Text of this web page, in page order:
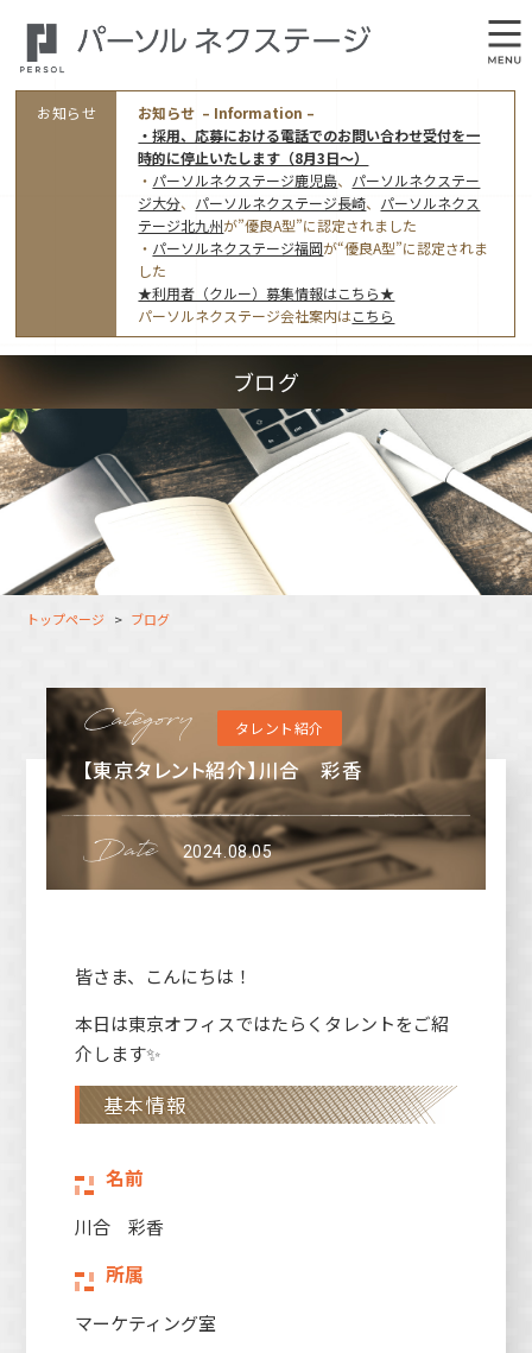
オフィス案内・アクセス
アクセストップ
東京オフィス
福岡オフィス
鹿児島オフィス
大分オフィス
長崎オフィス
福岡コネクトオフィス
松山オフィス
広島オフィス
高松オフィス
事業モデルと仕事内容
ワークスタイル
指定就労継続支援Ａ型事業所にかかる情報公表
採用情報トップ
利用者（クルー）募集
支援スタッフ（タレント） 募集
利用者（クルー）データ
お知らせ
お知らせ – Information –
・採用、応募における電話でのお問い合わせ受付を一
時的に停止いたします（8月3日～）
・ パーソルネクステージ鹿児島、 パーソルネクステー
ジ大分、 パーソルネクステージ長崎、 パーソルネクス
テージ北九州が”優良A型”に認定されました
・ パーソルネクステージ福岡が“優良A型”に認定されま
した
★利用者（クルー）募集情報はこちら★
パーソルネクステージ会社案内はこちら
ブログ
トップページ ブログ
タレント紹介
【東京タレント紹介】川合 彩香
2024.08.05
皆さま、こんにちは！
本日は東京オフィスではたらくタレントをご紹
介します✨
基本情報
名前
川合 彩香
所属
マーケティング室